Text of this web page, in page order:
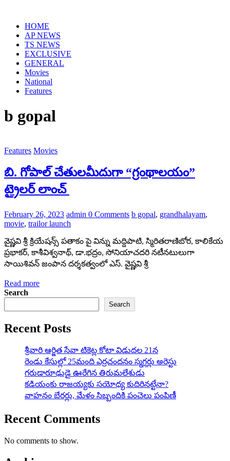
contentHOME
AP NEWS
TS NEWS
EXCLUSIVE
GENERAL
Movies
National
Features
b gopal
Features Movies
బి. గోపాల్ చేతులమీదుగా “గ్రంథాలయం”
ట్రైలర్ లాంచ్
February 26, 2023 admin 0 Comments b gopal, grandhalayam,
movie, trailor launch
వైష్ణవి శ్రీ క్రియేషన్స్‌ పతాకం పై విన్ను మద్దిపాటి, స్మిరితరాణిబోర, కాలికేయ
ప్రభాకర్‌, కాశీవిశ్వనాథ్‌, డా.భద్రం, సోనియాచదరి నటీనటులుగా
సాయిశివన్‌ జంపాన దర్శకత్వంలో ఎస్‌. వైష్ణవి శ్రీ
Read more
Search
Search
Recent Posts
శ్రీవారి ఆర్జిత సేవా టికెట్ల కోటా విడుదల 21న
రెండు కేసుల్లో 25మంది ఎర్రచందనం స్మగ్లర్లు అరెస్టు
గరుడారూఢుడై ఊరేగిన తిరుమలేశుడు
కడియంకు రాజయ్యకు సయోధ్య కుదిరినట్టేనా?
వాహ‌నం బేర‌ర్లు, మేళం సిబ్బందికి పంచెలు పంపిణీ
Recent Comments
No comments to show.